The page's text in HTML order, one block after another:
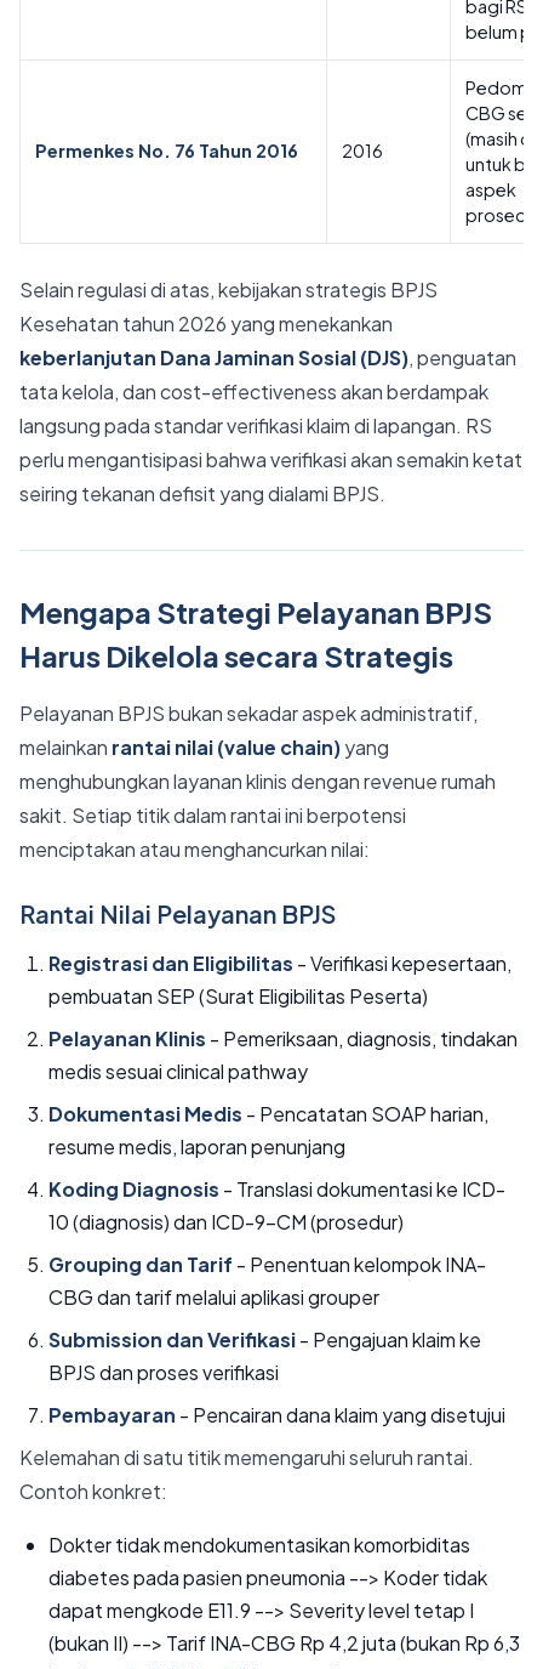
bagi RS
belum
Permenkes No. 76 Tahun 2016 2016
CBG
(masih
untuk
aspek
Selain regulasi di atas, kebijakan strategis BPJS
Kesehatan tahun 2026 yang menekankan
keberlanjutan Dana Jaminan Sosial (DJS), penguatan
tata kelola, dan cost-effectiveness akan berdampak
langsung pada standar verifikasi klaim di lapangan. RS
perlu mengantisipasi bahwa verifikasi akan semakin ketat
seiring tekanan defisit yang dialami BPJS.
Mengapa Strategi Pelayanan BPJS
Harus Dikelola secara Strategis
Pelayanan BPJS bukan sekadar aspek administratif,
melainkan rantai nilai (value chain)yang
menghubungkan layanan klinis dengan revenue rumah
sakit. Setiap titik dalam rantai ini berpotensi
menciptakan atau menghancurkan nilai:
Rantai Nilai Pelayanan BPJS
Registrasi dan Eligibilitas - Verifikasi kepesertaan,
pembuatan SEP (Surat Eligibilitas Peserta)
Pelayanan Klinis - Pemeriksaan, diagnosis, tindakan
medis sesuai clinical pathway
Dokumentasi Medis - Pencatatan SOAP harian,
resume medis, laporan penunjang
Koding Diagnosis - Translasi dokumentasi ke ICD-
10 (diagnosis) dan ICD-9-CM (prosedur)
Grouping dan Tarif - Penentuan kelompok INA-
CBG dan tarif melalui aplikasi grouper
Submission dan Verifikasi- Pengajuan klaim ke
BPJS dan proses verifikasi
Pembayaran - Pencairan dana klaim yang disetujui
Kelemahan di satu titik memengaruhi seluruh rantai.
Contoh konkret:
Dokter tidak mendokumentasikan komorbiditas
diabetes pada pasien pneumonia --> Koder tidak
dapat mengkode E11.9 --> Severity level tetap I
(bukan II) --> Tarif INA-CBG Rp 4,2 juta (bukan Rp 6,3